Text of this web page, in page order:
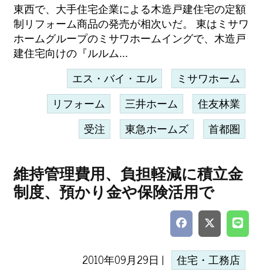
東西で、大手住宅企業による木造戸建住宅の定額
制リフォーム商品の発売が相次いだ。 東はミサワ
ホームグループのミサワホームイングで、木造戸
建住宅向けの『ルルム...
エス・バイ・エル ミサワホーム
リフォーム 三井ホーム 住友林業
受注 東急ホームズ 首都圏
維持管理費用、負担軽減に積立金
制度、預かり金や保険活用で
2010年09月29日 | 住宅・工務店